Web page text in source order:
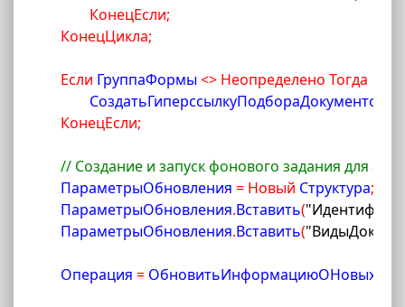
КонецЕсли;
КонецЦикла;
Если ГруппаФормы <> Неопределено Тогда
КонецЕсли;
// Создание и запуск фонового задания для
	ПараметрыОбновления
= Новый Структура;
	ПараметрыОбновления
.Вставить(
	ПараметрыОбновления
.Вставить(
	Операция
=